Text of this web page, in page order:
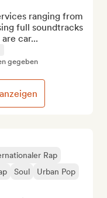
Rap
Soul
Urban Pop
ranging from
full soundtracks
car...
gegeben